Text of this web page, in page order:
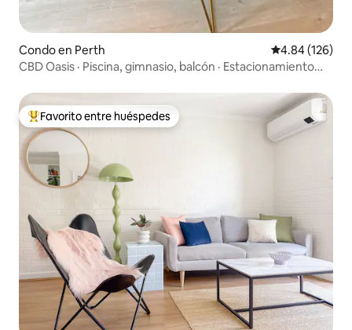
Condo en Perth Calificación
4.84 (126)
CBD Oasis · Piscina, gimnasio, balcón · Estacionamiento
Favorito entre huéspedes preferido
Favorito entre huéspedes